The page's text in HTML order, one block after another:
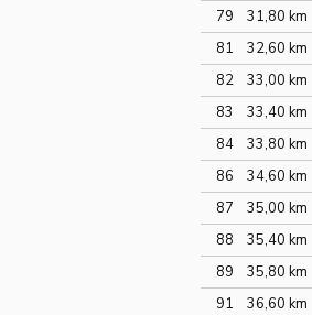
79
31,80 km
81
32,60 km
82
33,00 km
83
33,40 km
84
33,80 km
86
34,60 km
87
35,00 km
88
35,40 km
89
35,80 km
91
36,60 km